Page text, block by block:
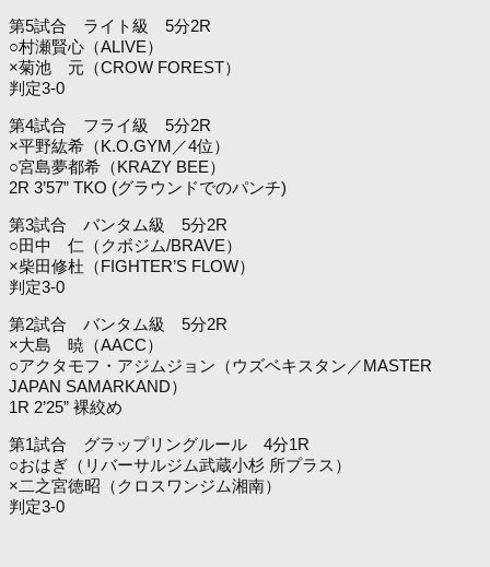
第5試合 ライト級 5分2R
○村瀬賢心（ALIVE）
×菊池 元（CROW FOREST）
判定3-0
第4試合 フライ級 5分2R
×平野紘希（K.O.GYM／4位）
○宮島夢都希（KRAZY BEE）
2R 3’57” TKO (グラウンドでのパンチ)
第3試合 バンタム級 5分2R
○田中 仁（クボジム/BRAVE）
×柴田修杜（FIGHTER’S FLOW）
判定3-0
第2試合 バンタム級 5分2R
×大島 暁（AACC）
○アクタモフ・アジムジョン（ウズベキスタン／MASTER
JAPAN SAMARKAND）
1R 2’25” 裸絞め
第1試合 グラップリングルール 4分1R
○おはぎ（リバーサルジム武蔵小杉 所プラス）
×二之宮徳昭（クロスワンジム湘南）
判定3-0